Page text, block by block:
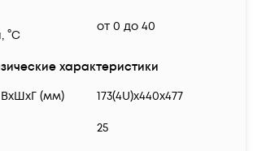
°C
от 0 до 40
характеристики
(мм)
173(4U)x440x477
25